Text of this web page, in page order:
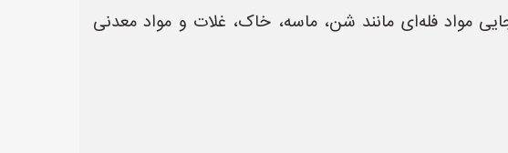
فله‌ای مانند شن، ماسه، خاک، غلات و مواد معدنی